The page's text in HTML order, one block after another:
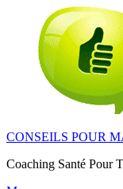
content
CONSEILS POUR
Coaching Santé Pour